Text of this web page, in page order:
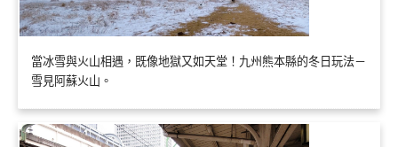
當冰雪與火山相遇，既像地獄又如天堂！九州熊本縣的冬日玩法－
雪見阿蘇火山。